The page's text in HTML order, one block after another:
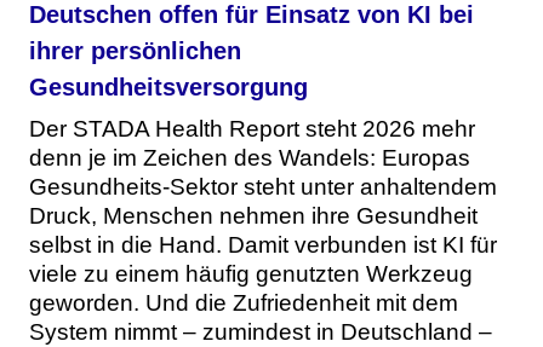
Deutschen offen für Einsatz von KI bei
ihrer persönlichen
Gesundheitsversorgung
Der STADA Health Report steht 2026 mehr
denn je im Zeichen des Wandels: Europas
Gesundheits-Sektor steht unter anhaltendem
Druck, Menschen nehmen ihre Gesundheit
selbst in die Hand. Damit verbunden ist KI für
viele zu einem häufig genutzten Werkzeug
geworden. Und die Zufriedenheit mit dem
System nimmt – zumindest in Deutschland –